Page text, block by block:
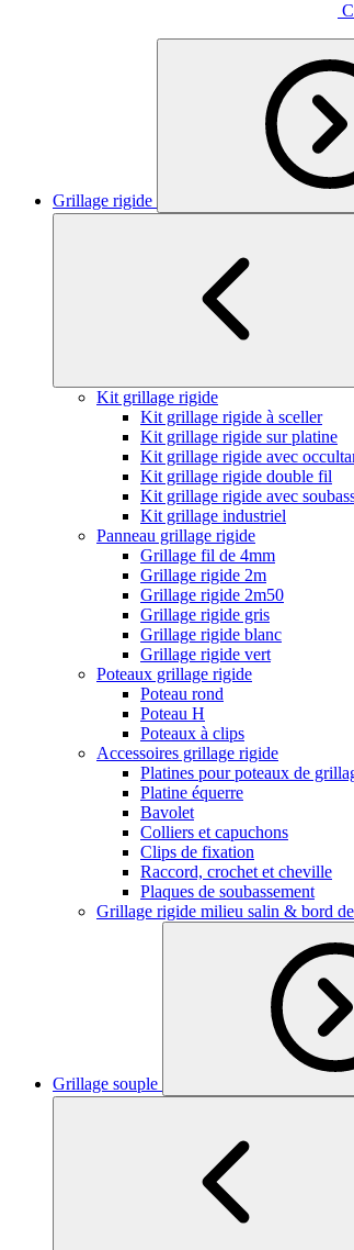
Grillage rigide
Kit grillage rigide
Kit grillage rigide à sceller
Kit grillage rigide sur platine
Kit grillage rigide avec
Kit grillage rigide double fil
Kit grillage rigide avec
Kit grillage industriel
Panneau grillage rigide
Grillage fil de 4mm
Grillage rigide 2m
Grillage rigide 2m50
Grillage rigide gris
Grillage rigide blanc
Grillage rigide vert
Poteaux grillage rigide
Poteau rond
Poteau H
Poteaux à clips
Accessoires grillage rigide
Platines pour poteaux de
Platine équerre
Bavolet
Colliers et capuchons
Clips de fixation
Raccord, crochet et cheville
Plaques de soubassement
Grillage rigide milieu salin & bord
Grillage souple